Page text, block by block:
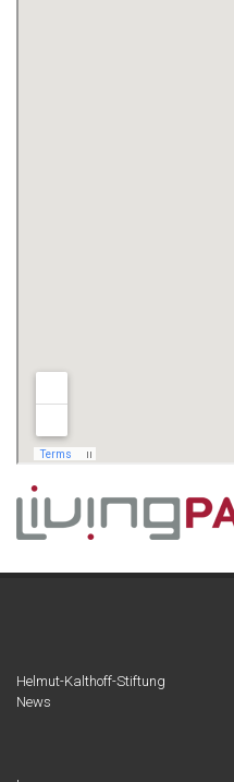
Helmut-Kalthoff-Stiftung
News